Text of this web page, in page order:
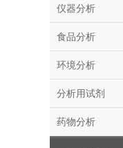
仪器分析
食品分析
环境分析
分析用试剂
药物分析